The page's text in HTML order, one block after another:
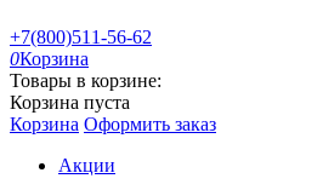
+7(800)511-56-62
0Корзина
Товары в корзине:
Корзина пуста
Корзина Оформить заказ
Акции